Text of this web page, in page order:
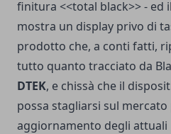
finitura <<total black>> - ed
mostra un display privo di
prodotto che, a conti fatti,
tutto quanto tracciato da
DTEK, e chissà che il
possa stagliarsi sul
aggiornamento degli attuali